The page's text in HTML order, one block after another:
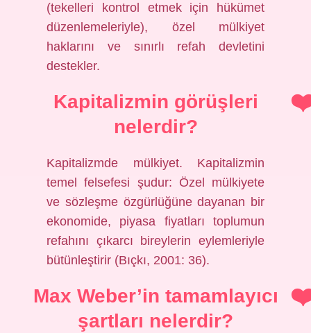
(tekelleri kontrol etmek için hükümet
düzenlemeleriyle), özel mülkiyet
haklarını ve sınırlı refah devletini
destekler.
Kapitalizmin görüşleri
nelerdir?
Kapitalizmde mülkiyet. Kapitalizmin
temel felsefesi şudur: Özel mülkiyete
ve sözleşme özgürlüğüne dayanan bir
ekonomide, piyasa fiyatları toplumun
refahını çıkarcı bireylerin eylemleriyle
bütünleştirir (Bıçkı, 2001: 36).
Max Weber’in tamamlayıcı
şartları nelerdir?